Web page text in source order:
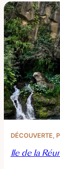
DÉCOUVERTE,
Ile de la